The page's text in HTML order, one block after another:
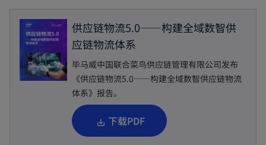
供应链物流5.0——构建全域数智供
应链物流体系
毕马威中国联合菜鸟供应链管理有限公司发布
《供应链物流5.0——构建全域数智供应链物流
体系》报告。
下载PDF
o
p